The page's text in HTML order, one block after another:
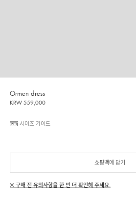
Ormen dress
KRW 559,000
사이즈 가이드
쇼핑백에 담기
※ 구매 전 유의사항을 한 번 더 확인해 주세요.